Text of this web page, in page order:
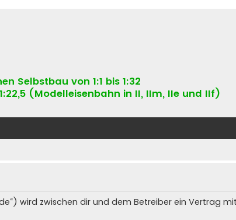
Selbstbau von 1:1 bis 1:32
(Modelleisenbahn in II, IIm, IIe und IIf)
wird zwischen dir und dem Betreiber ein Vertrag